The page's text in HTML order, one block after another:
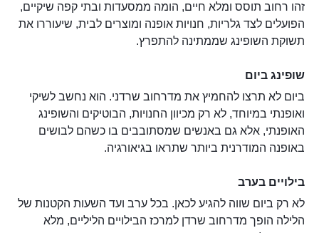
זהו רחוב תוסס ומלא חיים, הומה ממסעדות ובתי קפה שיקיים,
הפועלים לצד גלריות, חנויות אופנה ומוצרים לבית, שיעוררו את
תשוקת השופינג שממתינה להתפרץ.
שופינג ביום
ביום לא תרצו להחמיץ את מדרחוב שרדני. הוא נחשב לשיקי
ואופנתי במיוחד, לא רק מכיוון החנויות, הבוטיקים והשופינג
האופנתי, אלא גם באנשים שמסתובבים בו כשהם לבושים
באופנה המודרנית ביותר שתראו בגיאורגיה.
בילויים בערב
לא רק ביום שווה להגיע לכאן. בכל ערב ועד השעות הקטנות של
הלילה הופך מדרחוב שרדן למרכז הבילויים הליליים, מלא